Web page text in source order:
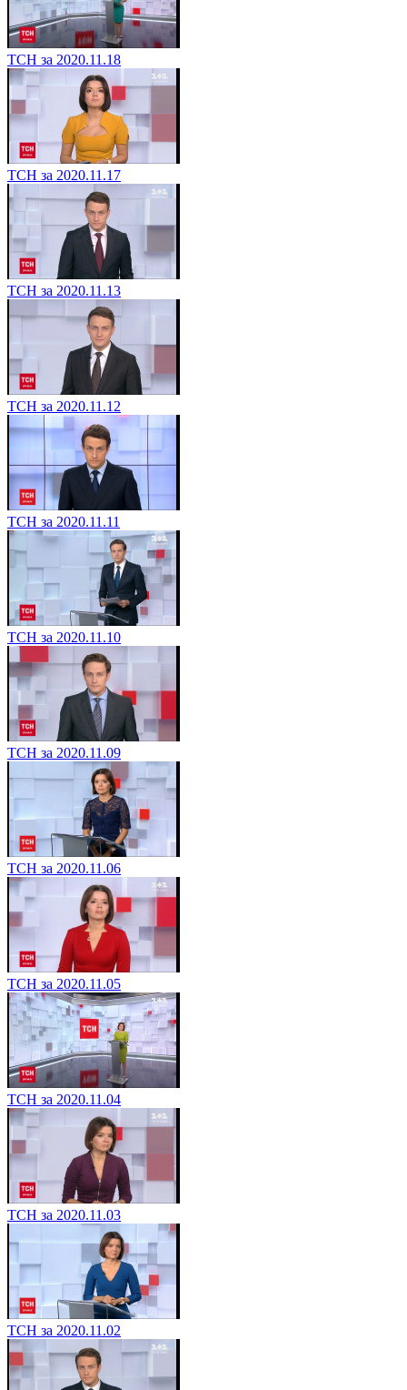
ТСН за 2020.11.18
ТСН за 2020.11.17
ТСН за 2020.11.13
ТСН за 2020.11.12
ТСН за 2020.11.11
ТСН за 2020.11.10
ТСН за 2020.11.09
ТСН за 2020.11.06
ТСН за 2020.11.05
ТСН за 2020.11.04
ТСН за 2020.11.03
ТСН за 2020.11.02